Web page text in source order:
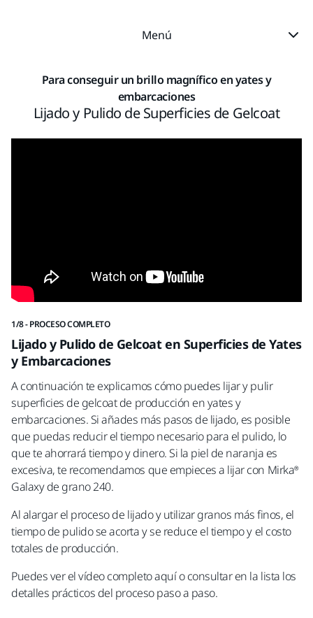
Menú
Para conseguir un brillo magnífico en yates y
embarcaciones
Lijado y Pulido de Superficies de Gelcoat
1/8 - PROCESO COMPLETO
Lijado y Pulido de Gelcoat en Superficies de Yates
y Embarcaciones
A continuación te explicamos cómo puedes lijar y pulir
superficies de gelcoat de producción en yates y
embarcaciones. Si añades más pasos de lijado, es posible
que puedas reducir el tiempo necesario para el pulido, lo
que te ahorrará tiempo y dinero. Si la piel de naranja es
excesiva, te recomendamos que empieces a lijar con Mirka®
Galaxy de grano 240.
Al alargar el proceso de lijado y utilizar granos más finos, el
tiempo de pulido se acorta y se reduce el tiempo y el costo
totales de producción.
Puedes ver el vídeo completo aquí o consultar en la lista los
detalles prácticos del proceso paso a paso.